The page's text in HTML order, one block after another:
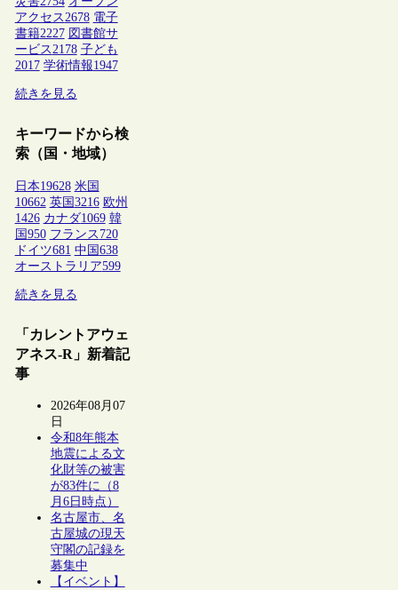
アクセス2678 電子
書籍2227 図書館サ
ービス2178 子ども
2017 学術情報1947
続きを見る
キーワードから検
索（国・地域）
日本19628 米国
10662 英国 3216 欧州
1426 カナダ1069 韓
国 950 フランス 720
ドイツ681 中国 638
オーストラリア599
続きを見る
「カレントアウェ
アネス-R」新着記
事
2026年08月07
日
令和8年熊本
地震による文
化財等の被害
が83件に（8
月6日時点）
名古屋市、名
古屋城の現天
守閣の記録を
募集中
【イベント】